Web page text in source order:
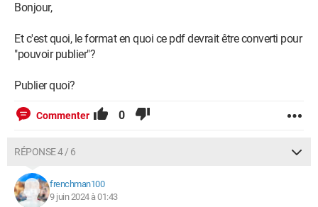
Bonjour,
Et c'est quoi, le format en quoi ce pdf devrait être converti pour
"pouvoir publier"?
Publier quoi?
Commenter 0
RÉPONSE 4 / 6
frenchman100
9 juin 2024 à 01:43